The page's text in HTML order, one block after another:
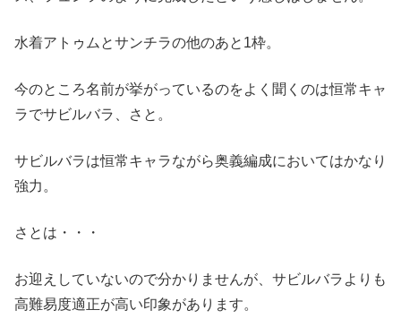
水着アトゥムとサンチラの他のあと1枠。
今のところ名前が挙がっているのをよく聞くのは恒常キャ
ラでサビルバラ、さと。
サビルバラは恒常キャラながら奥義編成においてはかなり
強力。
さとは・・・
お迎えしていないので分かりませんが、サビルバラよりも
高難易度適正が高い印象があります。